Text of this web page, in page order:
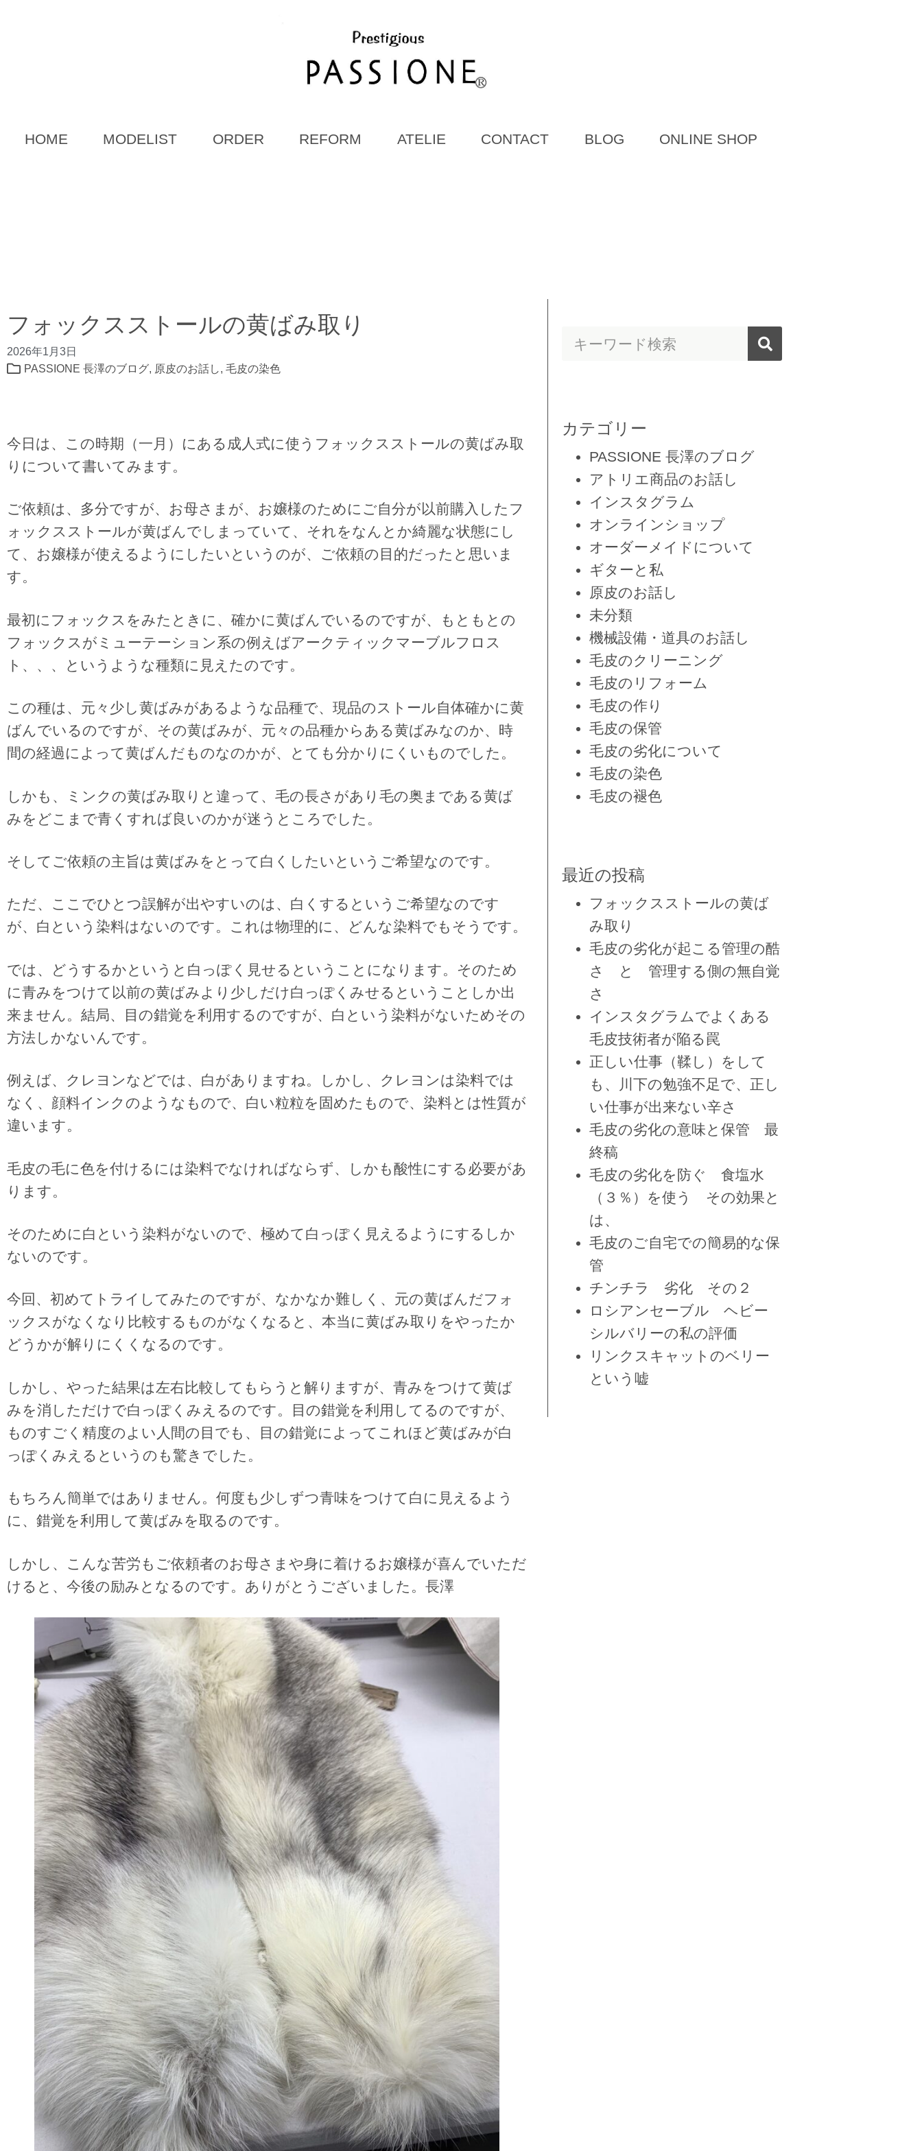
HOME MODELIST ORDER REFORM ATELIE CONTACT BLOG ONLINE SHOP
フォックスストールの黄ばみ取り
2026年1月3日
PASSIONE 長澤のブログ, 原皮のお話し, 毛皮の染色
今日は、この時期（一月）にある成人式に使うフォックスストールの黄ばみ取
りについて書いてみます。
ご依頼は、多分ですが、お母さまが、お嬢様のためにご自分が以前購入したフ
ォックスストールが黄ばんでしまっていて、それをなんとか綺麗な状態にし
て、お嬢様が使えるようにしたいというのが、ご依頼の目的だったと思いま
す。
最初にフォックスをみたときに、確かに黄ばんでいるのですが、もともとの
フォックスがミューテーション系の例えばアークティックマーブルフロス
ト、、、というような種類に見えたのです。
この種は、元々少し黄ばみがあるような品種で、現品のストール自体確かに黄
ばんでいるのですが、その黄ばみが、元々の品種からある黄ばみなのか、時
間の経過によって黄ばんだものなのかが、とても分かりにくいものでした。
しかも、ミンクの黄ばみ取りと違って、毛の長さがあり毛の奥まである黄ば
みをどこまで青くすれば良いのかが迷うところでした。
そしてご依頼の主旨は黄ばみをとって白くしたいというご希望なのです。
ただ、ここでひとつ誤解が出やすいのは、白くするというご希望なのです
が、白という染料はないのです。これは物理的に、どんな染料でもそうです。
では、どうするかというと白っぽく見せるということになります。そのため
に青みをつけて以前の黄ばみより少しだけ白っぽくみせるということしか出
来ません。結局、目の錯覚を利用するのですが、白という染料がないためその
方法しかないんです。
例えば、クレヨンなどでは、白がありますね。しかし、クレヨンは染料では
なく、顔料インクのようなもので、白い粒粒を固めたもので、染料とは性質が
違います。
毛皮の毛に色を付けるには染料でなければならず、しかも酸性にする必要があ
ります。
そのために白という染料がないので、極めて白っぽく見えるようにするしか
ないのです。
今回、初めてトライしてみたのですが、なかなか難しく、元の黄ばんだフォ
ックスがなくなり比較するものがなくなると、本当に黄ばみ取りをやったか
どうかが解りにくくなるのです。
しかし、やった結果は左右比較してもらうと解りますが、青みをつけて黄ば
みを消しただけで白っぽくみえるのです。目の錯覚を利用してるのですが、
ものすごく精度のよい人間の目でも、目の錯覚によってこれほど黄ばみが白
っぽくみえるというのも驚きでした。
もちろん簡単ではありません。何度も少しずつ青味をつけて白に見えるよう
に、錯覚を利用して黄ばみを取るのです。
しかし、こんな苦労もご依頼者のお母さまや身に着けるお嬢様が喜んでいただ
けると、今後の励みとなるのです。ありがとうございました。長澤
カテゴリー
PASSIONE 長澤のブログ
アトリエ商品のお話し
インスタグラム
オンラインショップ
オーダーメイドについて
ギターと私
原皮のお話し
未分類
機械設備・道具のお話し
毛皮のクリーニング
毛皮のリフォーム
毛皮の作り
毛皮の保管
毛皮の劣化について
毛皮の染色
毛皮の褪色
最近の投稿
フォックスストールの黄ば
み取り
毛皮の劣化が起こる管理の酷
さ と 管理する側の無自覚
さ
インスタグラムでよくある
毛皮技術者が陥る罠
正しい仕事（鞣し）をして
も、川下の勉強不足で、正し
い仕事が出来ない辛さ
毛皮の劣化の意味と保管 最
終稿
毛皮の劣化を防ぐ 食塩水
（３％）を使う その効果と
は、
毛皮のご自宅での簡易的な保
管
チンチラ 劣化 その２
ロシアンセーブル ヘビー
シルバリーの私の評価
リンクスキャットのベリー
という嘘